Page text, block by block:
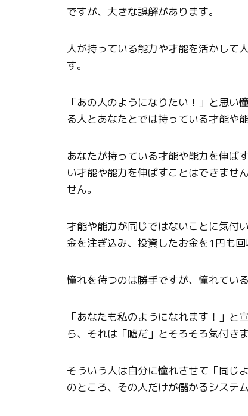
ですが、大きな誤解があります。
人が持っている能力や才能を活かして
す。
「あの人のようになりたい！」と思
る人とあなたとでは持っている才能や
あなたが持っている才能や能力を伸ば
い才能や能力を伸ばすことはできませ
せん。
才能や能力が同じではないことに気付
金を注ぎ込み、投資したお金を1円も回
憧れを待つのは勝手ですが、憧れてい
「あなたも私のようになれます！」
ら、それは「嘘だ」とそろそろ気付きま
そういう人は自分に憧れさせて「同じ
のところ、その人だけが儲かるシステ